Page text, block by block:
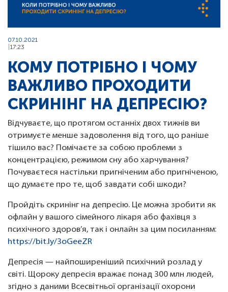
07.10.2021
17:23
КОМУ ПОТРІБНО І ЧОМУ
ВАЖЛИВО ПРОХОДИТИ
СКРИНІНГ НА ДЕПРЕСІЮ?
Відчуваєте, що протягом останніх двох тижнів ви
отримуєте менше задоволення від того, що раніше
тішило вас? Помічаєте за собою проблеми з
концентрацією, режимом сну або харчування?
Почуваєтеся настільки пригніченим або пригніченою,
що думаєте про те, щоб завдати собі шкоди?
Пройдіть скринінг на депресію. Це можна зробити як
офлайн у вашого сімейного лікаря або фахівця з
психічного здоров’я, так і онлайн за цим посиланням:
https://bit.ly/3oGeeZR
Депресія — найпоширеніший психічний розлад у
світі. Щороку депресія вражає понад 300 млн людей,
згідно з даними Всесвітньої організації охорони